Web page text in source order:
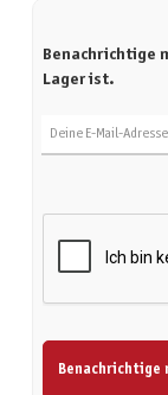
Benachrichtige
Lager ist.
Benachrichtige